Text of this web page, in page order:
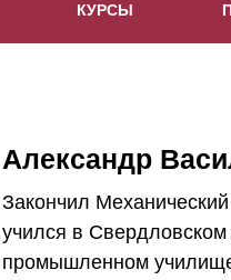
КУРСЫ
Александр
Закончил
учился в
промышленном училище